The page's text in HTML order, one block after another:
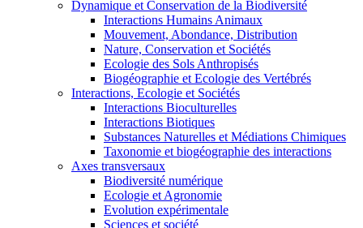
Dynamique et Conservation de la Biodiversité
Interactions Humains Animaux
Mouvement, Abondance, Distribution
Nature, Conservation et Sociétés
Ecologie des Sols Anthropisés
Biogéographie et Ecologie des Vertébrés
Interactions, Ecologie et Sociétés
Interactions Bioculturelles
Interactions Biotiques
Substances Naturelles et Médiations Chimiques
Taxonomie et biogéographie des interactions
Axes transversaux
Biodiversité numérique
Ecologie et Agronomie
Evolution expérimentale
Sciences et société